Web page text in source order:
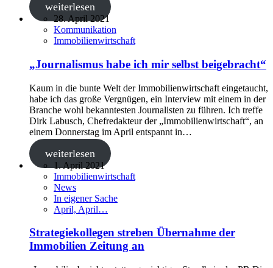
weiterlesen
28. April 2021
Kommunikation
Immobilienwirtschaft
„Journalismus habe ich mir selbst beigebracht“
Kaum in die bunte Welt der Immobilienwirtschaft eingetaucht,
habe ich das große Vergnügen, ein Interview mit einem in der
Branche wohl bekanntesten Journalisten zu führen. Ich treffe
Dirk Labusch, Chefredakteur der „Immobilienwirtschaft“, an
einem Donnerstag im April entspannt in…
weiterlesen
1. April 2021
Immobilienwirtschaft
News
In eigener Sache
April, April…
Strategiekollegen streben Übernahme der
Immobilien Zeitung an